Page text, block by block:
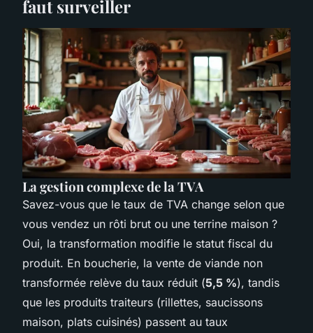
faut surveiller
La gestion complexe de la TVA
Savez-vous que le taux de TVA change selon que
vous vendez un rôti brut ou une terrine maison ?
Oui, la transformation modifie le statut fiscal du
produit. En boucherie, la vente de viande non
transformée relève du taux réduit (5,5 %), tandis
que les produits traiteurs (rillettes, saucissons
maison, plats cuisinés) passent au taux